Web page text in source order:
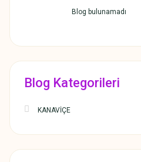
Blog bulunamadı
Blog Kategorileri
KANAVİÇE